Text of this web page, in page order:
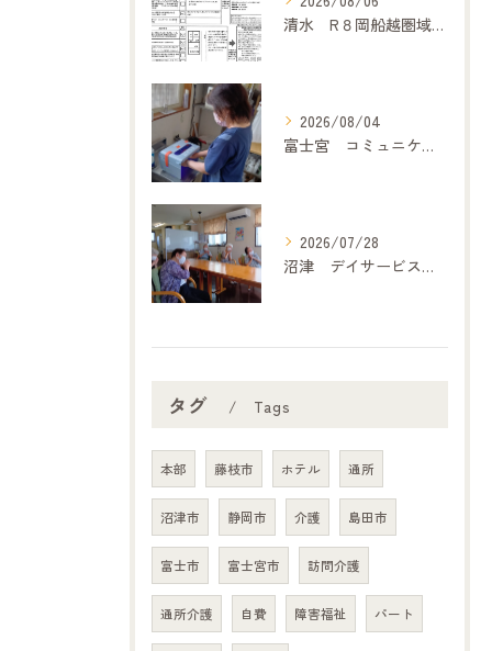
清水 R８岡船越圏域主任介護支援専門委員連絡会（7月２１日）に参加して
2026/08/04
富士宮 コミュニケーション
2026/07/28
沼津 デイサービス「どうぞの家」 歌体操
タグ Tags
本部 藤枝市 ホテル 通所
沼津市 静岡市 介護 島田市
富士市 富士宮市 訪問介護
通所介護 自費 障害福祉 パート